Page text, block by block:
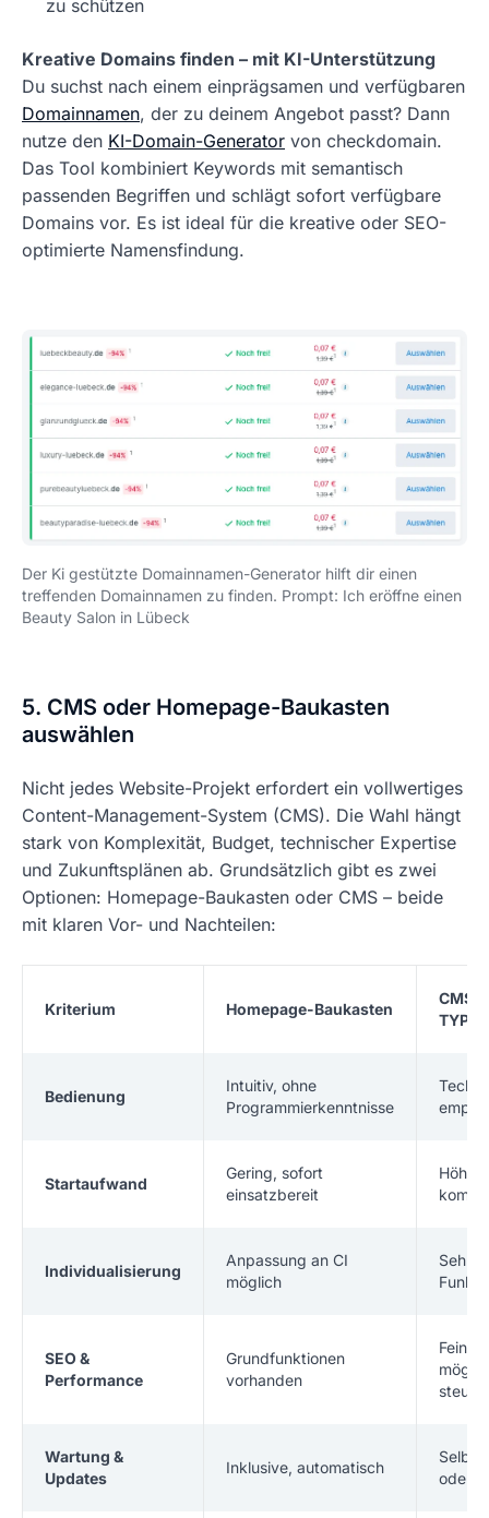
zu schützen
Kreative Domains finden – mit KI-Unterstützung
Du suchst nach einem einprägsamen und verfügbaren
Domainnamen, der zu deinem Angebot passt? Dann
nutze den KI-Domain-Generator von checkdomain.
Das Tool kombiniert Keywords mit semantisch
passenden Begriffen und schlägt sofort verfügbare
Domains vor. Es ist ideal für die kreative oder SEO-
optimierte Namensfindung.
Der Ki gestützte Domainnamen-Generator hilft dir einen
treffenden Domainnamen zu finden. Prompt: Ich eröffne einen
Beauty Salon in Lübeck
5. CMS oder Homepage-Baukasten
auswählen
Nicht jedes Website-Projekt erfordert ein vollwertiges
Content-Management-System (CMS). Die Wahl hängt
stark von Komplexität, Budget, technischer Expertise
und Zukunftsplänen ab. Grundsätzlich gibt es zwei
Optionen: Homepage-Baukasten oder CMS – beide
mit klaren Vor- und Nachteilen:
Kriterium Homepage-Baukasten
CMS
Bedienung
Intuitiv, ohne
Programmierkenntnisse
Startaufwand
Gering, sofort
einsatzbereit
Individualisierung
Anpassung an CI
möglich
Sehr
SEO &
Performance
Grundfunktionen
vorhanden
Wartung &
Updates
Inklusive, automatisch
Selbst
oder